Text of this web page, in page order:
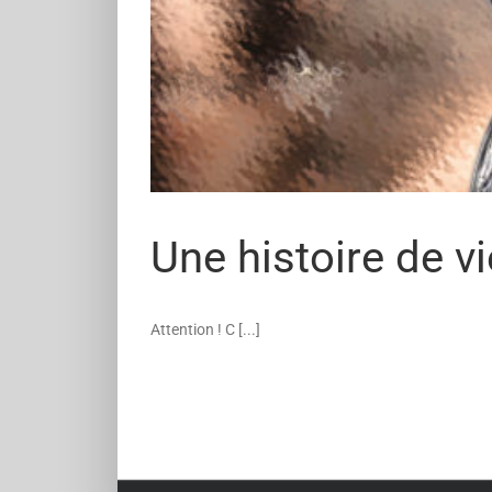
Une histoire de
Attention ! C [...]